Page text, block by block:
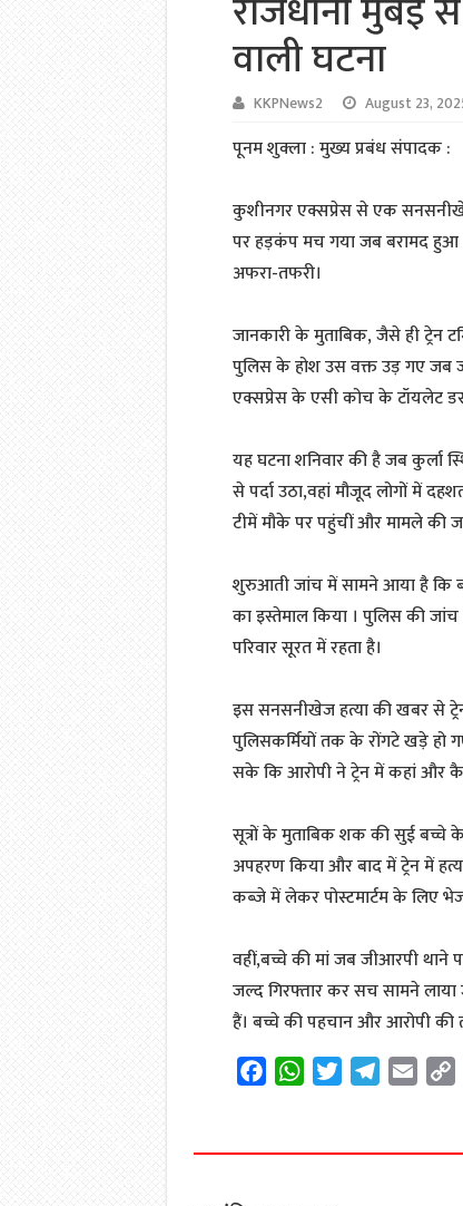
वाली घटना
KKPNews2 August 23,
पूनम शुक्ला : मुख्य प्रबंध संपादक :
कुशीनगर एक्सप्रेस से एक
पर हड़कंप मच गया जब बरामद
अफरा-तफरी।
जानकारी के मुताबिक, जैसे ही ट्रेन
पुलिस के होश उस वक्त उड़ गए जब
एक्सप्रेस के एसी कोच के टॉयलेट
यह घटना शनिवार की है जब कुर्ला
से पर्दा उठा,वहां मौजूद लोगों में
टीमें मौके पर पहुंचीं और मामले की
शुरुआती जांच में सामने आया है कि
का इस्तेमाल किया । पुलिस की
परिवार सूरत में रहता है।
इस सनसनीखेज हत्या की खबर से ट्रेन
पुलिसकर्मियों तक के रोंगटे खड़े हो
सके कि आरोपी ने ट्रेन में कहां और
सूत्रों के मुताबिक शक की सुई बच्चे के
अपहरण किया और बाद में ट्रेन में
कब्जे में लेकर पोस्टमार्टम के लिए भेज
वहीं,बच्चे की मां जब जीआरपी थाने
जल्द गिरफ्तार कर सच सामने लाया
हैं। बच्चे की पहचान और आरोपी की
e
W
t
t
e
i
y